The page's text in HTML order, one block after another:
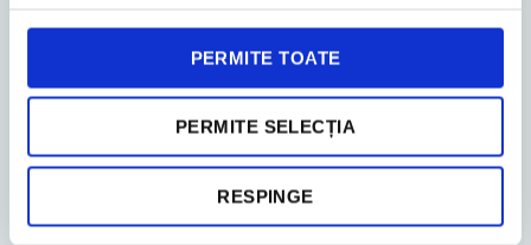
PERMITE TOATE
PERMITE SELECȚIA
RESPINGE
Accounting Partner